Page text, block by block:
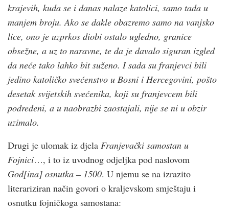
krajevih, kuda se i danas nalaze katolici, samo tada u
manjem broju. Ako se dakle obazremo samo na vanjsko
lice, ono je uzprkos diobi ostalo ugledno, granice
obsežne, a uz to naravne, te da je davalo siguran izgled
da neće tako lahko bit suženo. I sada su franjevci bili
jedino katoličko svećenstvo u Bosni i Hercegovini, pošto
desetak svijetskih svećenika, koji su franjevcem bili
podređeni, a u naobrazbi zaostajali, nije se ni u obzir
uzimalo.
Drugi je ulomak iz djela Franjevački samostan u
Fojnici…, i to iz uvodnog odjeljka pod naslovom
God[ina] osnutka – 1500. U njemu se na izrazito
literariziran način govori o kraljevskom smještaju i
osnutku fojničkoga samostana: